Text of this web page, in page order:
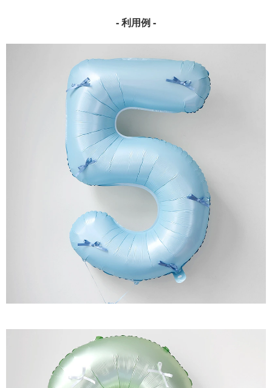
- 利用例 -